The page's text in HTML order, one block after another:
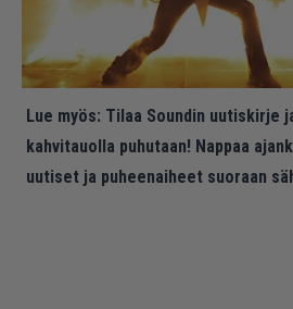
Lue myös: Tilaa Soundin uutiskirje
kahvitauolla puhutaan! Nappaa
uutiset ja puheenaiheet suoraan